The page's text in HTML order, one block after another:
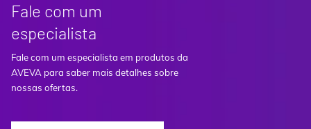
Fale com um
especialista
Fale com um especialista em produtos da
AVEVA para saber mais detalhes sobre
nossas ofertas.